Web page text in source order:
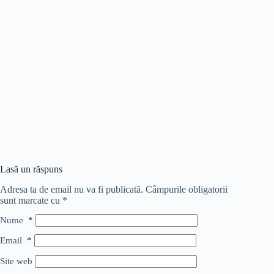
Lasă un răspuns
Adresa ta de email nu va fi publicată. Câmpurile obligatorii
sunt marcate cu *
Nume *
Email *
Site web